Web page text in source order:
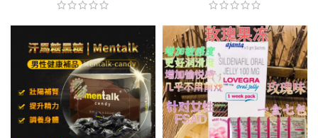
$400
到
$2,000
圍：
$800
到
$2,980